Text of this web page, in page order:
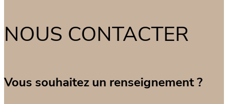
NOUS CONTACTER
Vous souhaitez un renseignement ?